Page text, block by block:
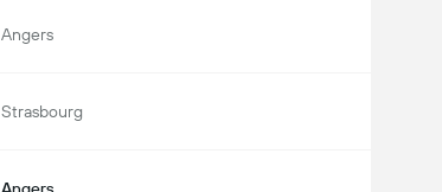
Angers
Strasbourg